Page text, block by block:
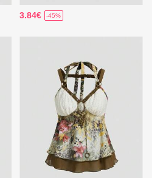
3.84€ -45%